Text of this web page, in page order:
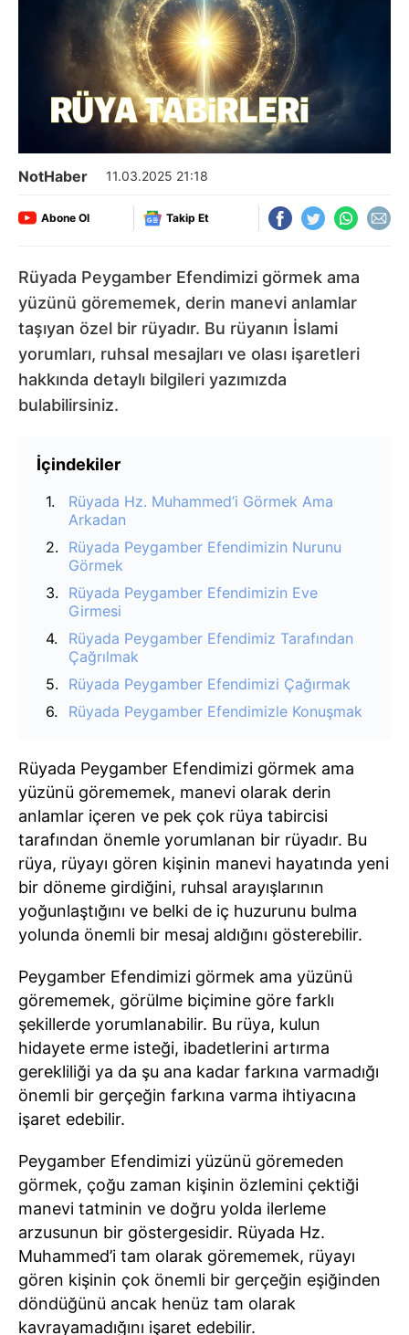
NotHaber 11.03.2025 21:18
Abone Ol Takip Et
Rüyada Peygamber Efendimizi görmek ama
yüzünü görememek, derin manevi anlamlar
taşıyan özel bir rüyadır. Bu rüyanın İslami
yorumları, ruhsal mesajları ve olası işaretleri
hakkında detaylı bilgileri yazımızda
bulabilirsiniz.
İçindekiler
Rüyada Hz. Muhammed’i Görmek Ama
Arkadan
Rüyada Peygamber Efendimizin Nurunu
Görmek
Rüyada Peygamber Efendimizin Eve
Girmesi
Rüyada Peygamber Efendimiz Tarafından
Çağrılmak
Rüyada Peygamber Efendimizi Çağırmak
Rüyada Peygamber Efendimizle Konuşmak
Rüyada Peygamber Efendimizi görmek ama
yüzünü görememek, manevi olarak derin
anlamlar içeren ve pek çok rüya tabircisi
tarafından önemle yorumlanan bir rüyadır. Bu
rüya, rüyayı gören kişinin manevi hayatında yeni
bir döneme girdiğini, ruhsal arayışlarının
yoğunlaştığını ve belki de iç huzurunu bulma
yolunda önemli bir mesaj aldığını gösterebilir.
Peygamber Efendimizi görmek ama yüzünü
görememek, görülme biçimine göre farklı
şekillerde yorumlanabilir. Bu rüya, kulun
hidayete erme isteği, ibadetlerini artırma
gerekliliği ya da şu ana kadar farkına varmadığı
önemli bir gerçeğin farkına varma ihtiyacına
işaret edebilir.
Peygamber Efendimizi yüzünü göremeden
görmek, çoğu zaman kişinin özlemini çektiği
manevi tatminin ve doğru yolda ilerleme
arzusunun bir göstergesidir. Rüyada Hz.
Muhammed’i tam olarak görememek, rüyayı
gören kişinin çok önemli bir gerçeğin eşiğinden
döndüğünü ancak henüz tam olarak
kavrayamadığını işaret edebilir.